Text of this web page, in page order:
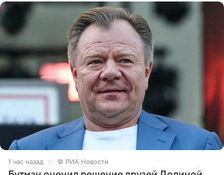
1 час назад © РИА Новости